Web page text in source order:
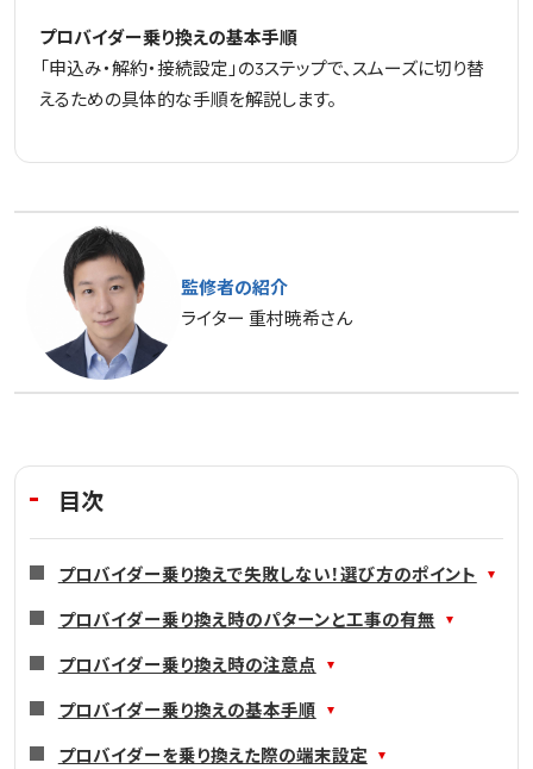
プロバイダー乗り換えの基本手順
「申込み・解約・接続設定」の3ステップで、スムーズに切り替
えるための具体的な手順を解説します。
監修者の紹介
ライター 重村暁希さん
目次
プロバイダー乗り換えで失敗しない！選び方のポイント
プロバイダー乗り換え時のパターンと工事の有無
プロバイダー乗り換え時の注意点
プロバイダー乗り換えの基本手順
プロバイダーを乗り換えた際の端末設定